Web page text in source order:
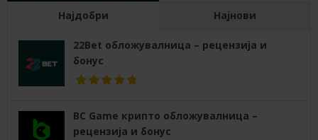
Најдобри Најнови
22Bet обложувалница – рецензија и
бонус
BC Game крипто обложувалница –
рецензија и бонус